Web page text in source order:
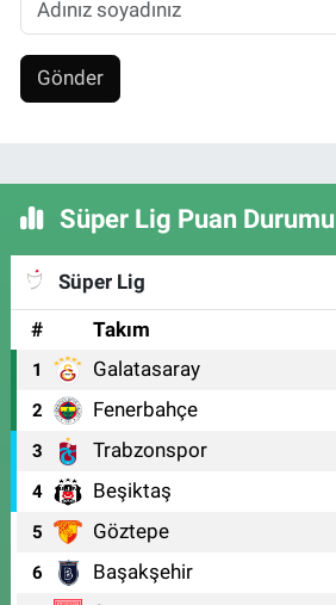
Gönder
Süper Lig Puan Durumu
Süper Lig
#
Takım
1 Galatasaray
2 Fenerbahçe
3 Trabzonspor
4 Beşiktaş
5 Göztepe
6 Başakşehir